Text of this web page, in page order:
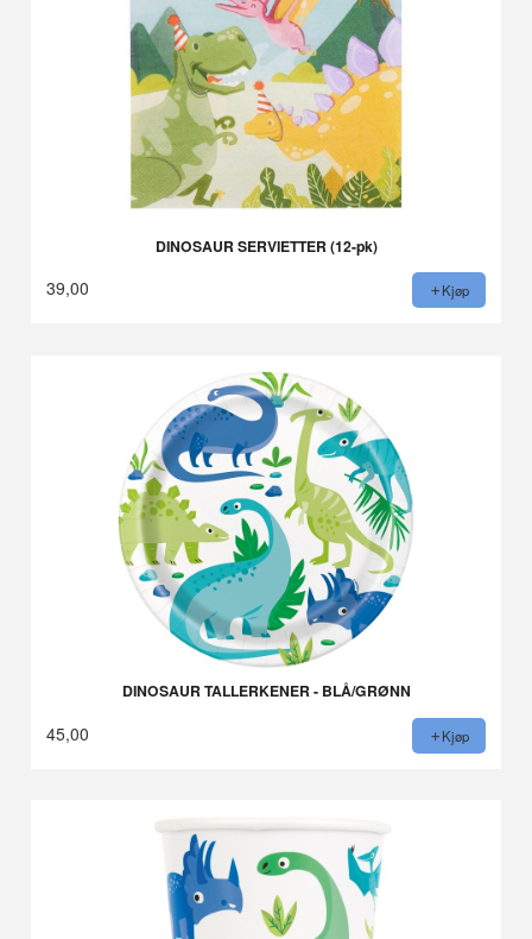
DINOSAUR SERVIETTER (12-pk)
39,00 Kjøp
DINOSAUR TALLERKENER - BLÅ/GRØNN
45,00 Kjøp